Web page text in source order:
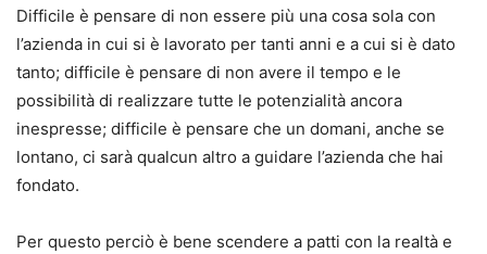
Difficile è pensare di non essere più una cosa sola con
l’azienda in cui si è lavorato per tanti anni e a cui si è dato
tanto; difficile è pensare di non avere il tempo e le
possibilità di realizzare tutte le potenzialità ancora
inespresse; difficile è pensare che un domani, anche se
lontano, ci sarà qualcun altro a guidare l’azienda che hai
fondato.
Per questo perciò è bene scendere a patti con la realtà e